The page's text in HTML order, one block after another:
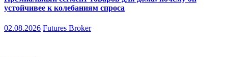
устойчивее к колебаниям спроса
02.08.2026 Futures Broker